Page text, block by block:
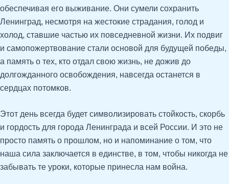
обеспечивая его выживание. Они сумели сохранить
Ленинград, несмотря на жестокие страдания, голод и
холод, ставшие частью их повседневной жизни. Их подвиг
и самопожертвование стали основой для будущей победы,
а память о тех, кто отдал свою жизнь, не дожив до
долгожданного освобождения, навсегда останется в
сердцах потомков.
Этот день всегда будет символизировать стойкость, скорбь
и гордость для города Ленинграда и всей России. И это не
просто память о прошлом, но и напоминание о том, что
наша сила заключается в единстве, в том, чтобы никогда не
забывать те уроки, которые принесла нам война.